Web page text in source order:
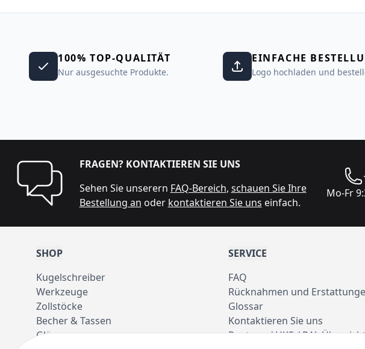
100% TOP-QUALITÄT
Nur ausgesuchte Produkte.
EINFACHE
Logo hochladen und
FRAGEN? KONTAKTIEREN SIE UNS
Sehen Sie unserern FAQ-Bereich, schauen Sie Ihre
Bestellung an oder kontaktieren Sie uns einfach.
Mo-Fr
SHOP
Kugelschreiber
Werkzeuge
Zollstöcke
Becher & Tassen
Gläser
SERVICE
FAQ
Rücknahmen und
Glossar
Kontaktieren Sie uns
Pantone / HKS / RAL Übersicht